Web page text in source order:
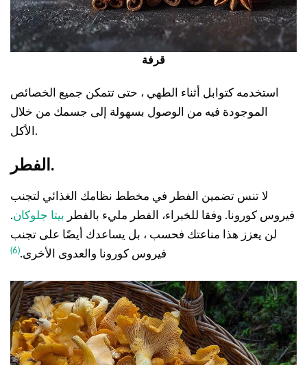
قرفة
استخدمه كتوابل أثناء الطهي ، حتى تتمكن جميع الخصائص
الموجودة فيه من الوصول بسهولة إلى جسمك من خلال
الأكل.
الفطر.
لا تنس تضمين الفطر في مخطط نظامك الغذائي لتجنب
فيروس كورونا. وفقا للخبراء، الفطر مليء بالفطر بيتا جلوكان.
لن يعزز هذا مناعتك فحسب ، بل يساعدك أيضًا على تجنب
فيروس كورونا والعدوى الأخرى.(6)